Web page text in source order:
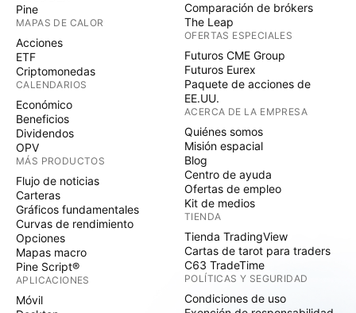
Pine
MAPAS DE CALOR
Acciones
ETF
Criptomonedas
CALENDARIOS
Económico
Beneficios
Dividendos
OPV
MÁS PRODUCTOS
Flujo de noticias
Carteras
Gráficos fundamentales
Curvas de rendimiento
Opciones
Mapas macro
Pine Script®
APLICACIONES
Móvil
Comparación de brókers
The Leap
OFERTAS ESPECIALES
Futuros CME Group
Futuros Eurex
Paquete de acciones de
EE.UU.
ACERCA DE LA EMPRESA
Quiénes somos
Misión espacial
Blog
Centro de ayuda
Ofertas de empleo
Kit de medios
TIENDA
Tienda TradingView
Cartas de tarot para traders
C63 TradeTime
POLÍTICAS Y SEGURIDAD
Condiciones de uso